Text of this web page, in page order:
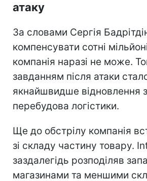
атаку
За словами Сергія
компенсувати сотні
компанія наразі не може.
завданням після атаки
якнайшвидше відновлення
перебудова логістики.
Ще до обстрілу компанія
зі складу частину товару.
заздалегідь розподіляв
магазинами та меншими